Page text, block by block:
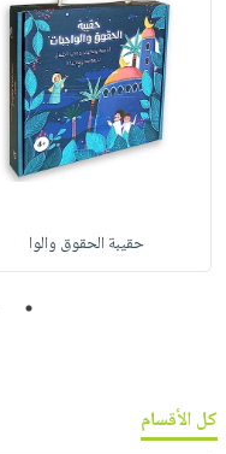
حقيبة الحقوق والوا
1
كل الأقسام